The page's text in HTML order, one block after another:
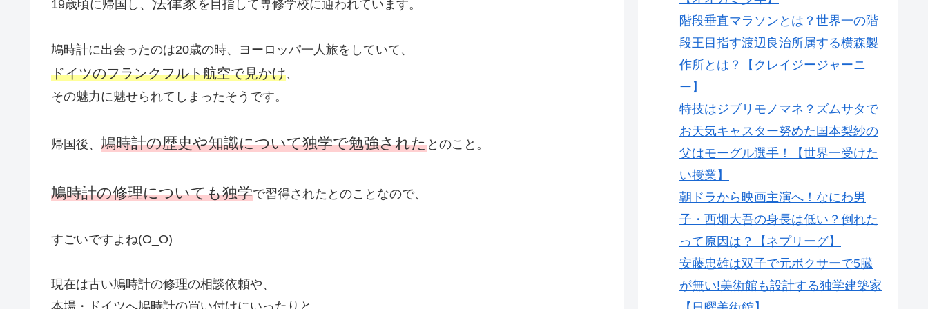
19歳頃に帰国し、 を目指して専修学校に通われています。
鳩時計に出会ったのは20歳の時、ヨーロッパ一人旅をしていて、
ドイツのフランクフルト航空で見かけ、
その魅力に魅せられてしまったそうです。
帰国後、 鳩時計の歴史や知識について独学で勉強されたとのこと。
鳩時計の修理についても独学で習得されたとのことなので、
すごいですよね(O_O)
現在は古い鳩時計の修理の相談依頼や、
本場・ドイツへ鳩時計の買い付けにいったりと、
階段垂直マラソンとは？世界一の階
段王目指す渡辺良治所属する横森製
作所とは？【クレイジージャーニ
ー】
特技はジブリモノマネ？ズムサタで
お天気キャスター努めた国本梨紗の
父はモーグル選手！【世界一受けた
い授業】
朝ドラから映画主演へ！なにわ男
子・西畑大吾の身長は低い？倒れた
って原因は？【ネプリーグ】
安藤忠雄は双子で元ボクサーで5臓
が無い!美術館も設計する独学建築家